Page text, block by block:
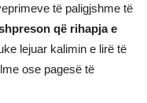
të paligjshme të
që rihapja e
lejuar kalimin e lirë të
ose pagesë të